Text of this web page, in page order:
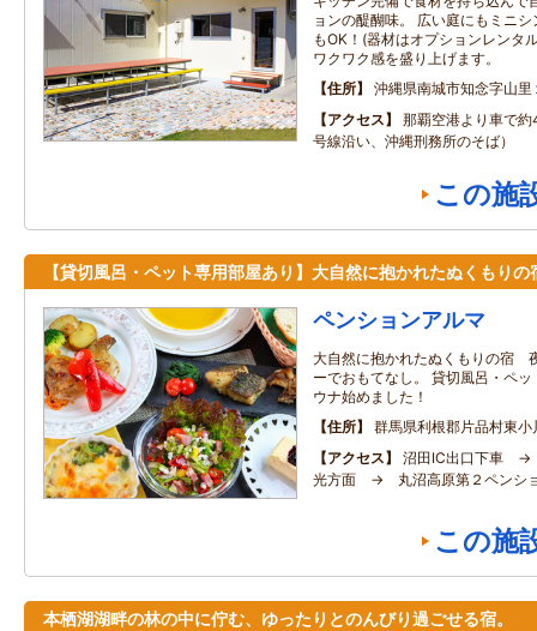
ョンの醍醐味。 広い庭にもミニ
もOK！(器材はオプションレンタ
ワクワク感を盛り上げます。
住所
沖縄県南城市知念字山里
アクセス
那覇空港より車で
号線沿い、沖縄刑務所のそば）
この施
【貸切風呂・ペット専用部屋あり】大自然に抱かれたぬくもりの
ペンションアルマ
大自然に抱かれたぬくもりの宿
ーでおもてなし。 貸切風呂・ペ
ウナ始めました！
住所
群馬県利根郡片品村東小
アクセス
沼田IC出口下車 →
光方面 → 丸沼高原第２ペンシ
この施
本栖湖湖畔の林の中に佇む、ゆったりとのんびり過ごせる宿。